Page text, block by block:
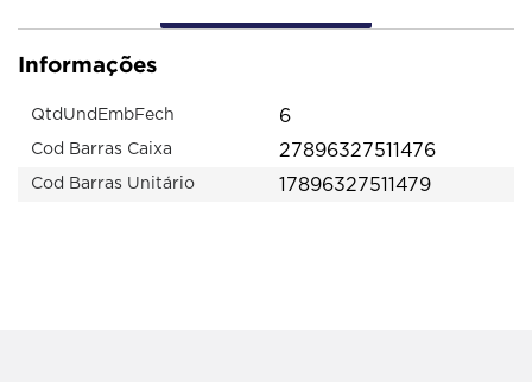
Informações
QtdUndEmbFech 6
Cod Barras Caixa 27896327511476
Cod Barras Unitário 17896327511479